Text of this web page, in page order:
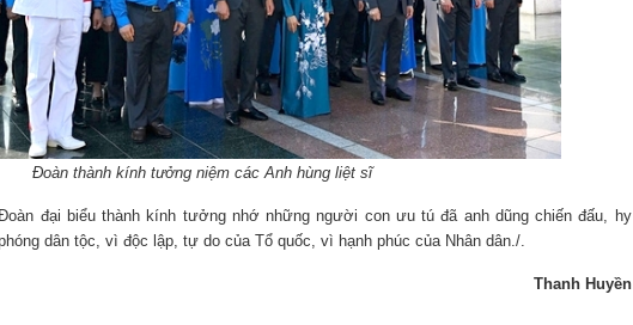
Đoàn thành kính tưởng niệm các Anh hùng liệt sĩ
đại biểu thành kính tưởng nhớ những người con ưu tú đã anh dũng chiến đấu, hy
dân tộc, vì độc lập, tự do của Tổ quốc, vì hạnh phúc của Nhân dân./.
Thanh Huyền